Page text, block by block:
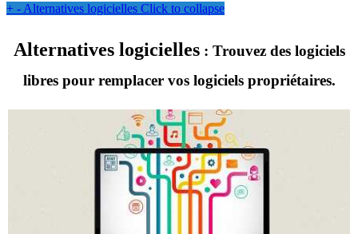
+ - Alternatives logicielles Click to collapse
Alternatives logicielles: Trouvez des logiciels
libres pour remplacer vos logiciels propriétaires.